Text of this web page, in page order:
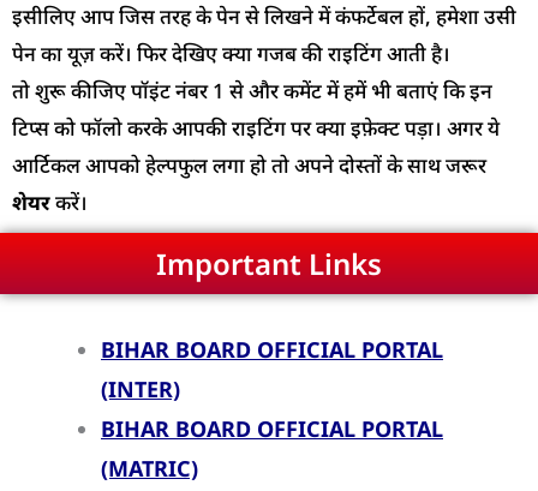
इसीलिए आप जिस तरह के पेन से लिखने में कंफर्टेबल हों, हमेशा उसी
पेन का यूज़ करें। फिर देखिए क्या गजब की राइटिंग आती है।
तो शुरू कीजिए पॉइंट नंबर 1 से और कमेंट में हमें भी बताएं कि इन
टिप्स को फॉलो करके आपकी राइटिंग पर क्या इफ़ेक्ट पड़ा। अगर ये
आर्टिकल आपको हेल्पफुल लगा हो तो अपने दोस्तों के साथ जरूर
शेयरकरें।
Important Links
BIHAR BOARD OFFICIAL PORTAL
(INTER)
BIHAR BOARD OFFICIAL PORTAL
(MATRIC)